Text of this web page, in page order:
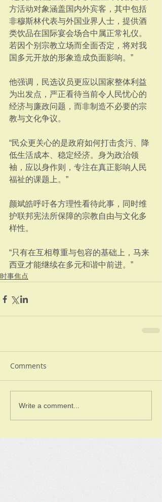
方活动对象涵盖国内外宾客，其中包括
非穆斯林代表与外国业界人士，提供酒
类饮品在国际宴会场合中属正常礼仪。
若因个别宗教立场而全面否定，将对我
国多元开放的形象造成负面影响。”
他强调，民选议员更应以国家整体利益
为出发点，严正看待当前令人民忧心的
经济与廉政问题，而非制造不必要的宗
教与文化争议。
“民众更关心的是政府如何打击贪污、降
低生活成本、稳定经济。身为政治领
袖，应以身作则，专注在真正影响人民
福祉的课题上。”
颜斌皓呼吁各方理性看待此事，同时维
护联邦宪法所保障的宗教自由与文化多
样性。
“只有在互相尊重与包容的基础上，马来
西亚才能继续在多元和谐中前进。”
时事焦点
Comments
Write a comment...